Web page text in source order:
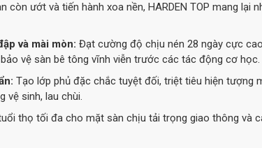
còn ướt và tiến hành xoa nền, HARDEN TOP mang lại
và mài mòn: Đạt cường độ chịu nén 28 ngày cực
vệ sàn bê tông vĩnh viễn trước các tác động cơ học.
Tạo lớp phủ đặc chắc tuyệt đối, triệt tiêu hiện tượng
vệ sinh, lau chùi.
thọ tối đa cho mặt sàn chịu tải trọng giao thông và